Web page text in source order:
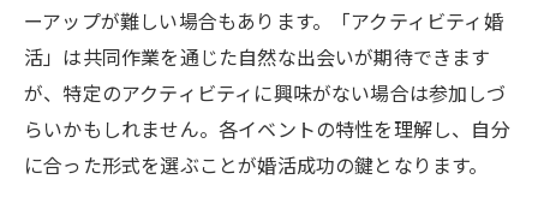
ーアップが難しい場合もあります。「アクティビティ婚
活」は共同作業を通じた自然な出会いが期待できます
が、特定のアクティビティに興味がない場合は参加しづ
らいかもしれません。各イベントの特性を理解し、自分
に合った形式を選ぶことが婚活成功の鍵となります。